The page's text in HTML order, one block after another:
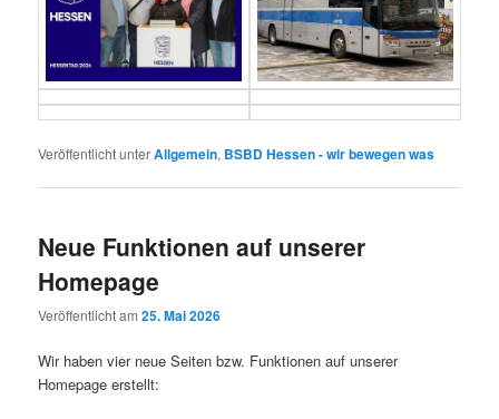
Veröffentlicht unterAllgemein, BSBD Hessen - wir bewegen was
Neue Funktionen auf unserer
Homepage
Veröffentlicht am25. Mai 2026
Wir haben vier neue Seiten bzw. Funktionen auf unserer
Homepage erstellt: